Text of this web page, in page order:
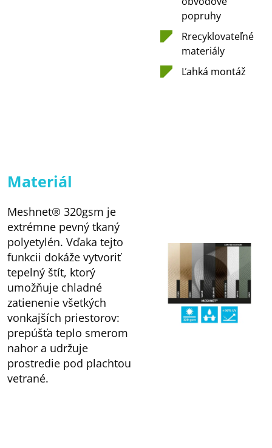
popruhy
Rrecyklovateľné
materiály
Ľahká montáž
Materiál
Meshnet® 320gsm je
extrémne pevný tkaný
polyetylén. Vďaka tejto
funkcii dokáže vytvoriť
tepelný štít, ktorý
umožňuje chladné
zatienenie všetkých
vonkajších priestorov:
prepúšťa teplo smerom
nahor a udržuje
prostredie pod plachtou
vetrané.